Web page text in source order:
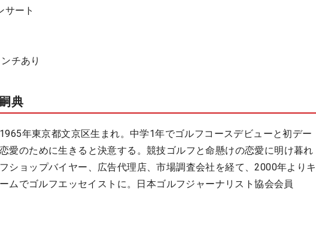
サート
チあり
典
年東京都文京区生まれ。中学1年でゴルフコースデビューと初デー
愛のために生きると決意する。競技ゴルフと命懸けの恋愛に明け暮れ
ショップバイヤー、広告代理店、市場調査会社を経て、2000年よりキ
ムでゴルフエッセイストに。日本ゴルフジャーナリスト協会会員